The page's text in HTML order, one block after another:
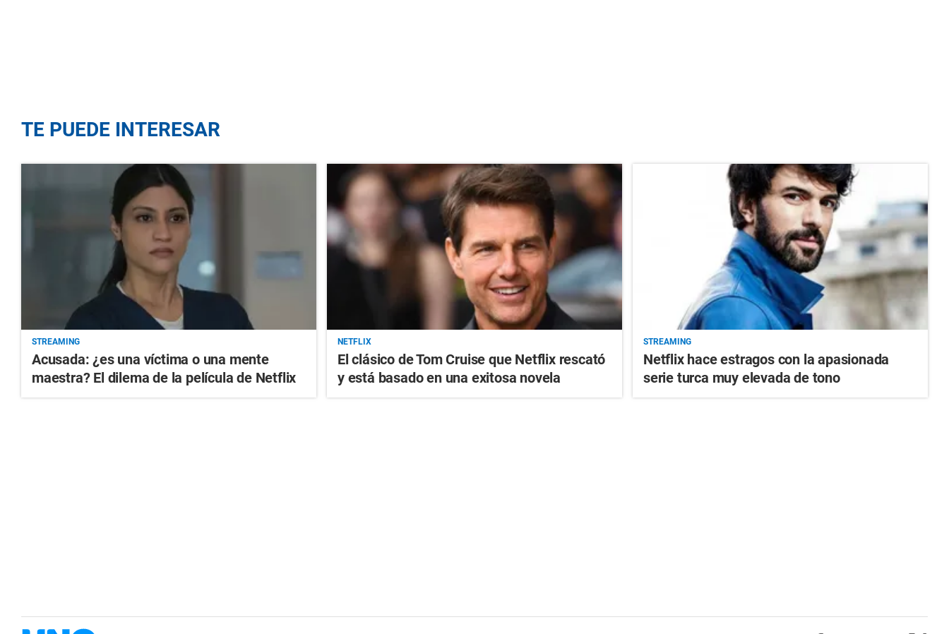
TE PUEDE INTERESAR
STREAMING
Acusada: ¿es una víctima o una mente
maestra? El dilema de la película de Netflix
NETFLIX
El clásico de Tom Cruise que Netflix rescató
y está basado en una exitosa novela
STREAMING
Netflix hace estragos con la apasionada
serie turca muy elevada de tono